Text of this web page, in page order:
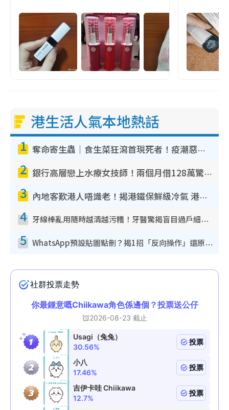
港生活人氣本地熱話
1 奪命寄生蟲｜食生菜狂瀉首現死者！疫潮惡化錄1.8萬宗病例 揭洗菜3大謬誤
2 銀行高層戀上水療女技師！兩個月借128萬驚覺「沉船」沉落火海 揭背後疑似邪教操控賣淫
3 內地客歎港人唔識老！揭港鐵保鮮級冷氣 港人求放過：咪投訴
4 牙線棒亂用隨時越清越污糟！牙醫驚揭盲目過戶細菌恐致蛀牙：呢種先係日常真保養
5 WhatsApp預設貼圖點刪？揭1招「反向操作」還原簡潔介面 附3步實測教學